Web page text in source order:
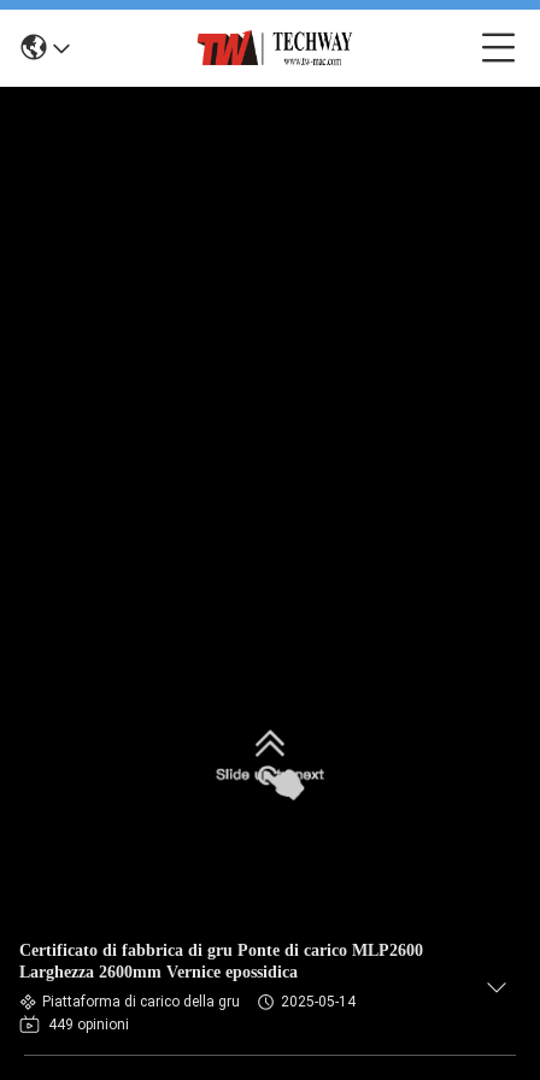
Certificato di fabbrica di gru Ponte di carico MLP2600
Larghezza 2600mm Vernice epossidica
Piattaforma di carico della gru
2025-05-14
449 opinioni